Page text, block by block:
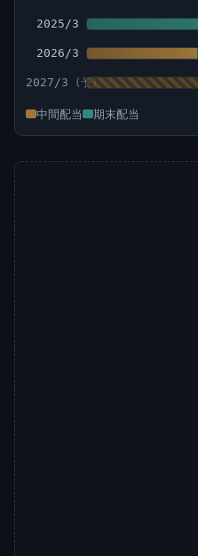
2025/3
2026/3
2027/3
中間配当 期末配当